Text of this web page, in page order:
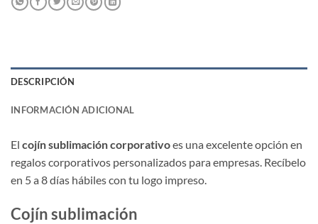
DESCRIPCIÓN
INFORMACIÓN ADICIONAL
El cojín sublimación corporativoes una excelente opción en
regalos corporativos personalizados para empresas. Recíbelo
en 5 a 8 días hábiles con tu logo impreso.
Cojín sublimación